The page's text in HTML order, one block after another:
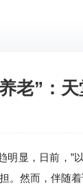
老”：
显，日前，”以
。然而，伴随